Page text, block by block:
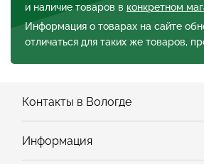
и наличие товаров в конкретном
Информация о товарах на сайте
отличаться для таких же товаров,
Контакты в Вологде
Информация